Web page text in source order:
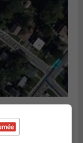
contre les